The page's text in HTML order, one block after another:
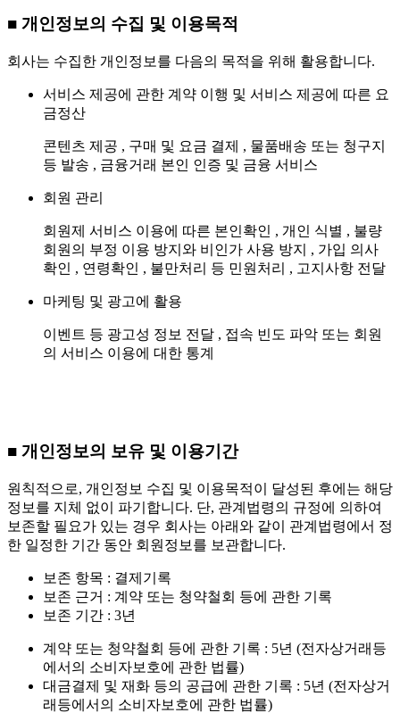
■ 개인정보의 수집 및 이용목적
회사는 수집한 개인정보를 다음의 목적을 위해 활용합니다.
서비스 제공에 관한 계약 이행 및 서비스 제공에 따른 요
금정산
콘텐츠 제공 , 구매 및 요금 결제 , 물품배송 또는 청구지
등 발송 , 금융거래 본인 인증 및 금융 서비스
회원 관리
회원제 서비스 이용에 따른 본인확인 , 개인 식별 , 불량
회원의 부정 이용 방지와 비인가 사용 방지 , 가입 의사
확인 , 연령확인 , 불만처리 등 민원처리 , 고지사항 전달
마케팅 및 광고에 활용
이벤트 등 광고성 정보 전달 , 접속 빈도 파악 또는 회원
의 서비스 이용에 대한 통계
■ 개인정보의 보유 및 이용기간
원칙적으로, 개인정보 수집 및 이용목적이 달성된 후에는 해당
정보를 지체 없이 파기합니다. 단, 관계법령의 규정에 의하여
보존할 필요가 있는 경우 회사는 아래와 같이 관계법령에서 정
한 일정한 기간 동안 회원정보를 보관합니다.
보존 항목 : 결제기록
보존 근거 : 계약 또는 청약철회 등에 관한 기록
보존 기간 : 3년
계약 또는 청약철회 등에 관한 기록 : 5년 (전자상거래등
에서의 소비자보호에 관한 법률)
대금결제 및 재화 등의 공급에 관한 기록 : 5년 (전자상거
래등에서의 소비자보호에 관한 법률)